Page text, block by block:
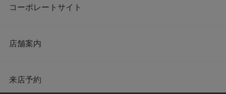
コーポレートサイト
店舗案内
来店予約